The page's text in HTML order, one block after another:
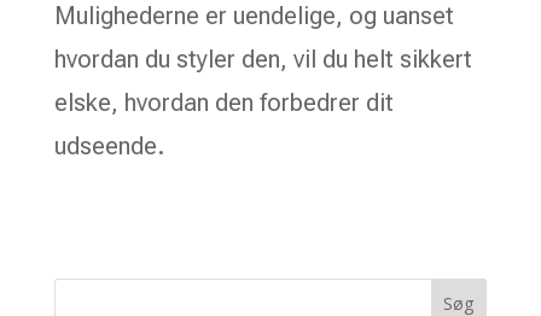
Mulighederne er uendelige, og uanset
hvordan du styler den, vil du helt sikkert
elske, hvordan den forbedrer dit
udseende.
Søg